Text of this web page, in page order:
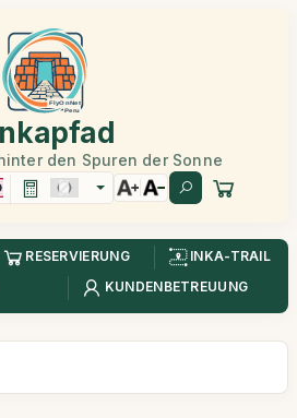
den Spuren der Sonne
RESERVIERUNG
INKA-TRAIL
KUNDENBETREUUNG